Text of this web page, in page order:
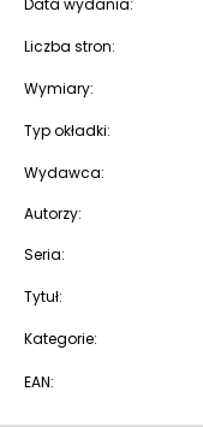
Data wydania:
Liczba stron:
Wymiary:
Typ okładki:
Wydawca:
Autorzy:
Seria:
Tytuł:
Kategorie:
EAN: